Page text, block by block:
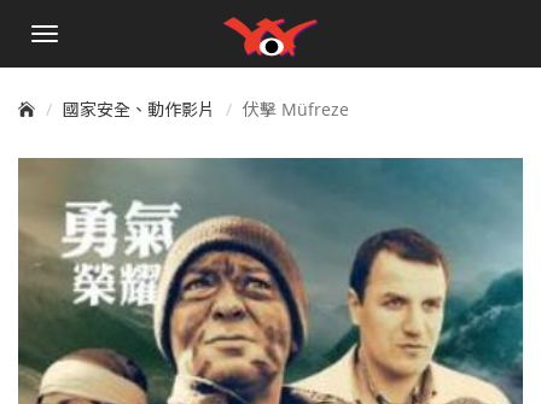
手
單
國家安全、動作影片 伏擊 Müfreze